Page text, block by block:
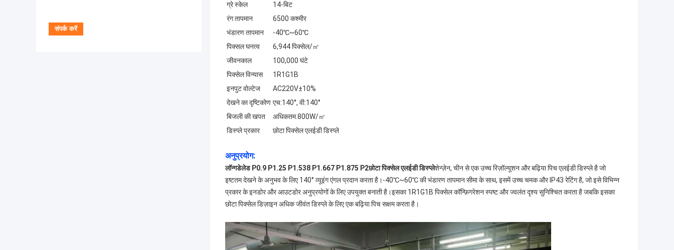
ग्रे स्केल
14-बिट
रंग तापमान
6500 कश्मीर
भंडारण तापमान
-40℃~60℃
पिक्सल घनत्व
6,944 पिक्सेल/㎡
जीवनकाल
100,000 घंटे
पिक्सेल विन्यास
1R1G1B
इनपुट वोल्टेज
AC220V±10%
देखने का दृष्टिकोण एच:140°, वी:140°
बिजली की खपत
अधिकतम.800W/㎡
डिस्प्ले प्रकार
छोटा पिक्सेल एलईडी डिस्प्ले
अनुप्रयोग:
लॉन्गडेलेड P0.9 P1.25 P1.538 P1.667 P1.875 P2छोटा पिक्सेल एलईडी डिस्प्लेशेन्ज़ेन, चीन से एक उच्च रिज़ॉल्यूशन और बढ़िया पिच एलईडी डिस्प्ले है जो
इष्टतम देखने के अनुभव के लिए 140° व्यूइंग एंगल प्रदान करता है।-40℃~60℃ की भंडारण तापमान सीमा के साथ, इसमें उच्च चमक और IP43 रेटिंग है, जो इसे विभिन्न
प्रकार के इनडोर और आउटडोर अनुप्रयोगों के लिए उपयुक्त बनाती है।इसका 1R1G1B पिक्सेल कॉन्फ़िगरेशन स्पष्ट और ज्वलंत दृश्य सुनिश्चित करता है जबकि इसका
छोटा पिक्सेल डिज़ाइन अधिक जीवंत डिस्प्ले के लिए एक बढ़िया पिच सक्षम करता है।